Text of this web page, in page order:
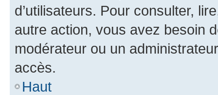
d’utilisateurs. Pour consulter,
autre action, vous avez besoin
modérateur ou un
accès.
Haut